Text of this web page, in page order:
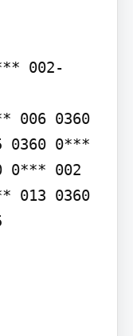
002-
006 0360
0360 0***
0*** 002
013 0360